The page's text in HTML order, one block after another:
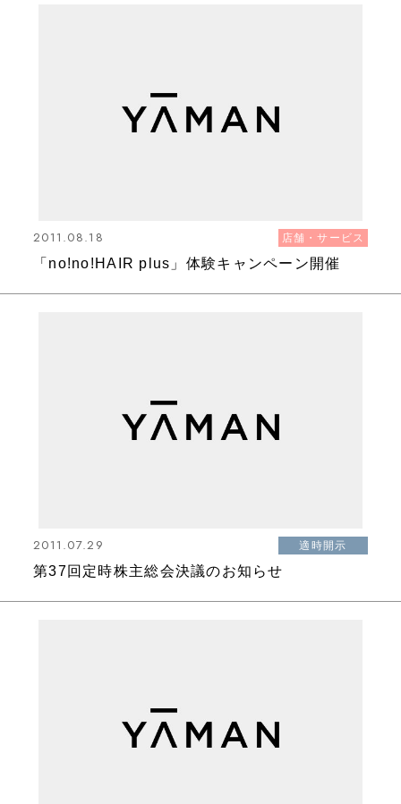
2011.08.18 店舗・サービス
「no!no!HAIR plus」体験キャンペーン開催
2011.07.29 適時開示
第37回定時株主総会決議のお知らせ